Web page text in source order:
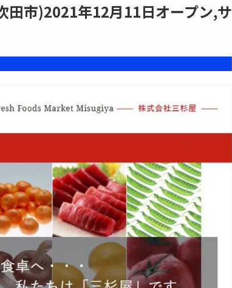
田市)2021年12月11日オープン,サ